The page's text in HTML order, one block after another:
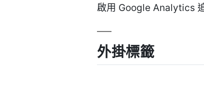
啟用 Google Analytics
外掛標籤